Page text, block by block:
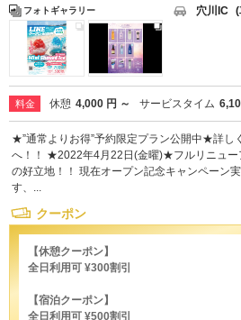
フォトギャラリー
穴川IC
料金 休憩 4,000 円 ～ サービスタイム
★”通常よりお得”予約限定プラン公開中★詳し
へ！！ ★2022年4月22日(金曜)★フルリニュー
の好立地！！ 現在オープン記念キャンペーン
す、...
クーポン
【休憩クーポン】
全日利用可 ¥300割引
【宿泊クーポン】
全日利用可 ¥500割引